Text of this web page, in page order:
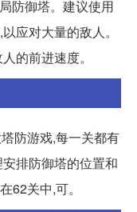
防御塔。建议使用
应对大量的敌人。
的前进速度。
防游戏,每一关都有
排防御塔的位置和
62关中,可。